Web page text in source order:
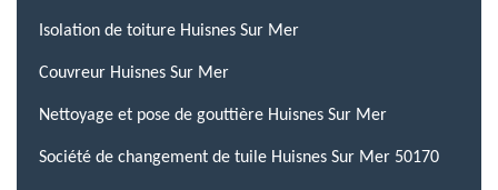
Isolation de toiture Huisnes Sur Mer
Couvreur Huisnes Sur Mer
Nettoyage et pose de gouttière Huisnes Sur Mer
Société de changement de tuile Huisnes Sur Mer 50170